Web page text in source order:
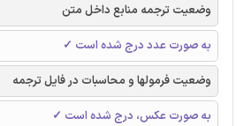
وضعیت ترجمه منابع داخل متن
به صورت عدد درج شده است ✓
وضعیت فرمولها و محاسبات در فایل ترجمه
به صورت عکس، درج شده است ✓